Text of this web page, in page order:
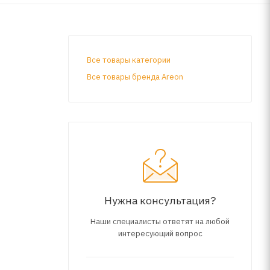
Все товары категории
Все товары бренда Areon
Нужна консультация?
Наши специалисты ответят на любой
интересующий вопрос